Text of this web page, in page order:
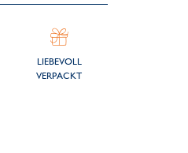
LIEBEVOLL
VERPACKT